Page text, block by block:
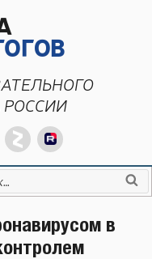
РОССИИ
в